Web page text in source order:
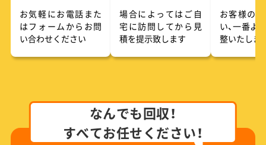
お気軽にお電話また
はフォームからお問
い合わせください
場合によってはご自
宅に訪問してから見
積を提示致します
お客様の
い、一番よ
整いたしま
なんでも回収！
すべてお任せください！